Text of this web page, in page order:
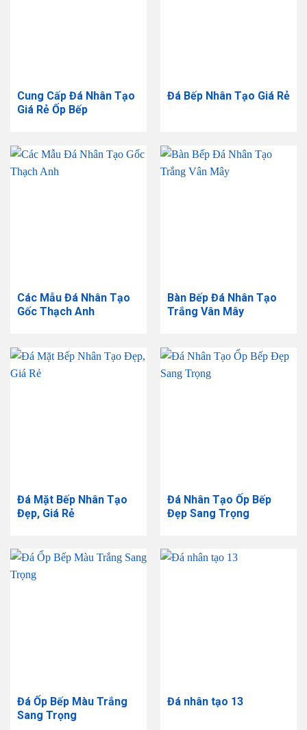
Cung Cấp Đá Nhân Tạo
Giá Rẻ Ốp Bếp
Đá Bếp Nhân Tạo Giá Rẻ
Các Mẫu Đá Nhân Tạo
Gốc Thạch Anh
Bàn Bếp Đá Nhân Tạo
Trắng Vân Mây
Đá Mặt Bếp Nhân Tạo
Đẹp, Giá Rẻ
Đá Nhân Tạo Ốp Bếp
Đẹp Sang Trọng
Đá Ốp Bếp Màu Trắng
Sang Trọng
Đá nhân tạo 13